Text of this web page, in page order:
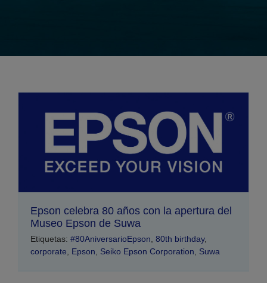
Epson celebra 80 años con la apertura del
Museo Epson de Suwa
Etiquetas: #80AniversarioEpson 80th birthday,
corporate
Epson Seiko Epson Corporation Suwa